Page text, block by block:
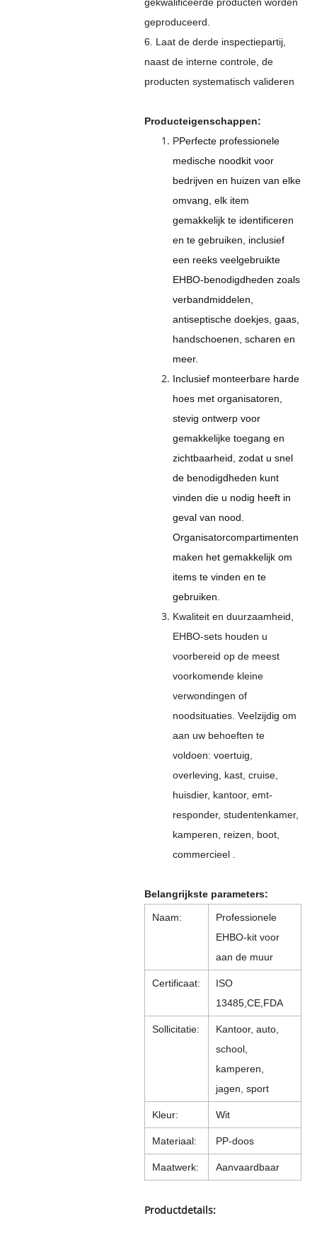
geproduceerd.
6. Laat de derde inspectiepartij,
naast de interne controle, de
producten systematisch valideren
Producteigenschappen:
PPerfecte professionele
medische noodkit voor
bedrijven en huizen van elke
omvang, elk item
gemakkelijk te identificeren
en te gebruiken, inclusief
een reeks veelgebruikte
EHBO-benodigdheden zoals
verbandmiddelen,
antiseptische doekjes, gaas,
handschoenen, scharen en
meer.
Inclusief monteerbare harde
hoes met organisatoren,
stevig ontwerp voor
gemakkelijke toegang en
zichtbaarheid, zodat u snel
de benodigdheden kunt
vinden die u nodig heeft in
geval van nood.
Organisatorcompartimenten
maken het gemakkelijk om
items te vinden en te
gebruiken.
Kwaliteit en duurzaamheid,
EHBO-sets houden u
voorbereid op de meest
voorkomende kleine
verwondingen of
noodsituaties. Veelzijdig om
aan uw behoeften te
voldoen: voertuig,
overleving, kast, cruise,
huisdier, kantoor, emt-
responder, studentenkamer,
kamperen, reizen, boot,
commercieel .
Belangrijkste parameters:
Naam:
Professionele
EHBO-kit voor
aan de muur
Certificaat:
ISO
13485,CE,FDA
Sollicitatie:
Kantoor, auto,
school,
kamperen,
jagen, sport
Kleur: Wit
Materiaal: PP-doos
Maatwerk: Aanvaardbaar
Productdetails: